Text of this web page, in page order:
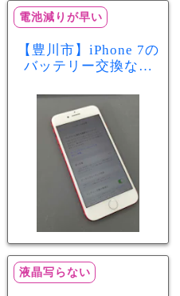
電池減りが早い
【豊川市】iPhone 7の
バッテリー交換なら
最大容量70％で電池
の減りが早い症状も
当日60分で改善
液晶写らない